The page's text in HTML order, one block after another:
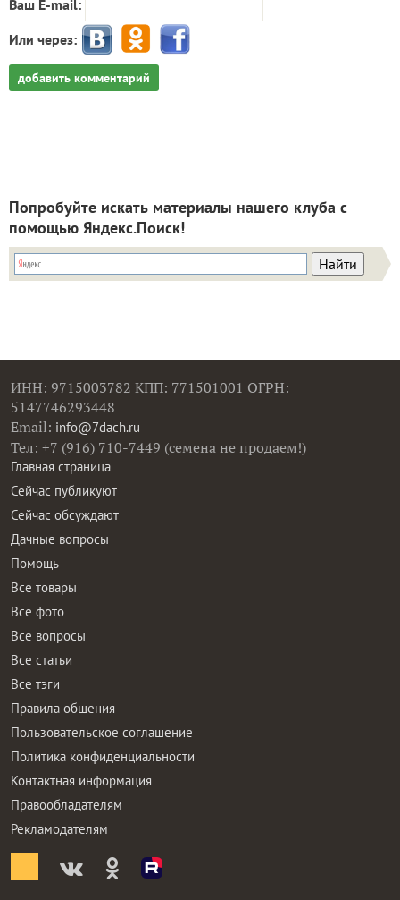
Ваш E-mail:
Или через:
добавить комментарий
Попробуйте искать материалы нашего клуба с
помощью Яндекс.Поиск!
ИНН: 9715003782 КПП: 771501001 ОГРН:
5147746293448
Email: info@7dach.ru
Тел: +7 (916) 710-7449 (семена не продаем!)
Главная страница
Сейчас публикуют
Сейчас обсуждают
Дачные вопросы
Помощь
Все товары
Все фото
Все вопросы
Все статьи
Все тэги
Правила общения
Пользовательское соглашение
Политика конфиденциальности
Контактная информация
Правообладателям
Рекламодателям